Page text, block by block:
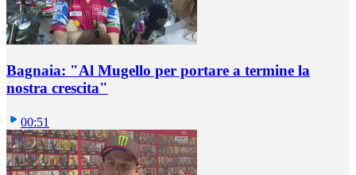
Bagnaia: "Al Mugello per portare a termine la
nostra crescita"
00:51